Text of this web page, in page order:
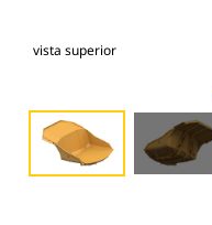
vista superior